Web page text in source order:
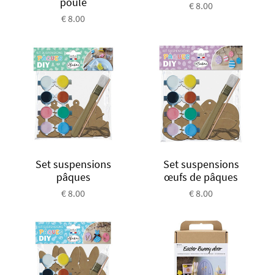
€ 8.00
€ 8.00
Set suspensions
pâques
€ 8.00
Set suspensions
œufs de pâques
€ 8.00